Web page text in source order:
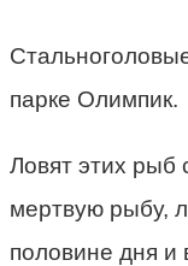
парке Олимпик.
Ловят этих рыб
мертвую рыбу,
половине дня и